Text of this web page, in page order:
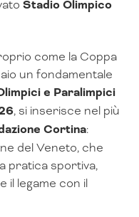
Stadio Olimpico
come la Coppa
un fondamentale
e Paralimpici
, si inserisce nel più
Cortina:
del Veneto, che
pratica sportiva,
il legame con il